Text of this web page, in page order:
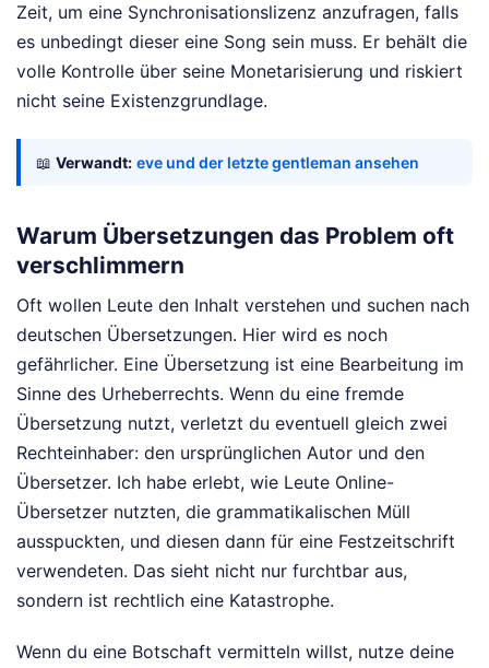
Zeit, um eine Synchronisationslizenz anzufragen, falls
es unbedingt dieser eine Song sein muss. Er behält die
volle Kontrolle über seine Monetarisierung und riskiert
nicht seine Existenzgrundlage.
📖 Verwandt: eve und der letzte gentleman ansehen
Warum Übersetzungen das Problem oft
verschlimmern
Oft wollen Leute den Inhalt verstehen und suchen nach
deutschen Übersetzungen. Hier wird es noch
gefährlicher. Eine Übersetzung ist eine Bearbeitung im
Sinne des Urheberrechts. Wenn du eine fremde
Übersetzung nutzt, verletzt du eventuell gleich zwei
Rechteinhaber: den ursprünglichen Autor und den
Übersetzer. Ich habe erlebt, wie Leute Online-
Übersetzer nutzten, die grammatikalischen Müll
ausspuckten, und diesen dann für eine Festzeitschrift
verwendeten. Das sieht nicht nur furchtbar aus,
sondern ist rechtlich eine Katastrophe.
Wenn du eine Botschaft vermitteln willst, nutze deine